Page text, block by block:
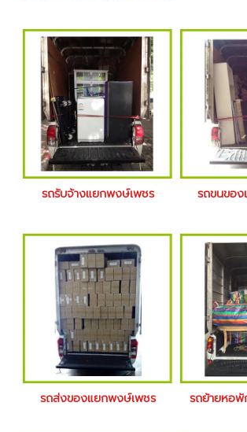
รถรับจ้างแยกพงษ์เพชร รถขนขอ
รถส่งของแยกพงษ์เพชร รถย้ายหอ